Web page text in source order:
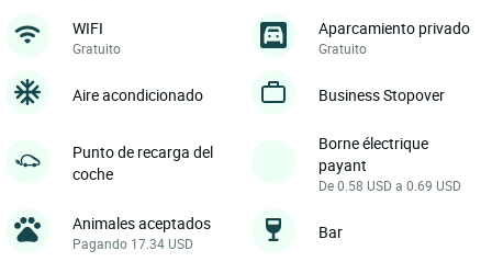
WIFI
Gratuito
Aparcamiento privado
Gratuito
Aire acondicionado Business Stopover
Punto de recarga del
coche
Borne électrique
payant
De 0.58 USD a 0.69 USD
Animales aceptados
Pagando 17.34 USD
Bar